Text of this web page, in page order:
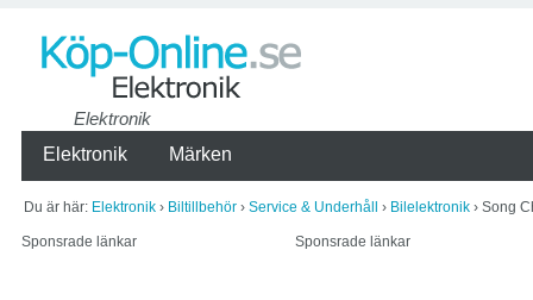
Elektronik
Elektronik
Märken
Du är här: Elektronik › Biltillbehör › Service & Underhåll › Bilelektronik › Song
Sponsrade länkar
Sponsrade länkar